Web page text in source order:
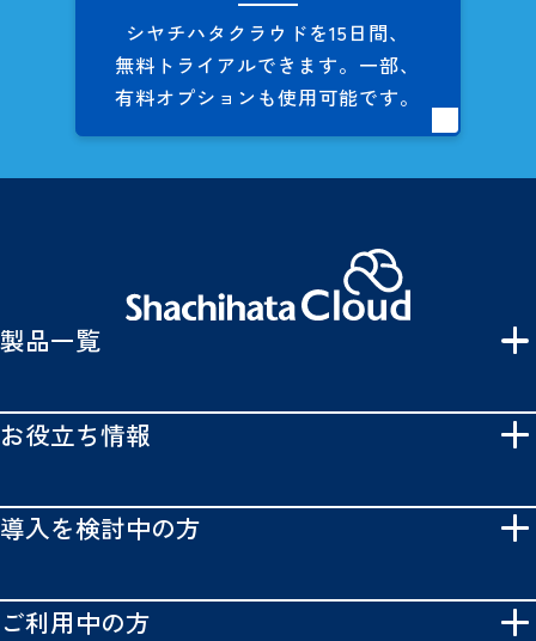
シヤチハタクラウドを15日間、
無料トライアルできます。 一部、
有料オプションも使用可能です。
製品一覧
お役立ち情報
導入を検討中の方
ご利用中の方